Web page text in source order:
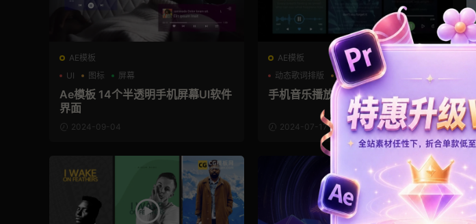
AE模板
UI
图标 屏幕
Ae模板 14个半透明手机屏幕UI软件
界面
2024-09-04
AE模板
动态歌词排版
动态海报 均衡器
手机音乐播放器滚动歌词ae模板
2024-07-17